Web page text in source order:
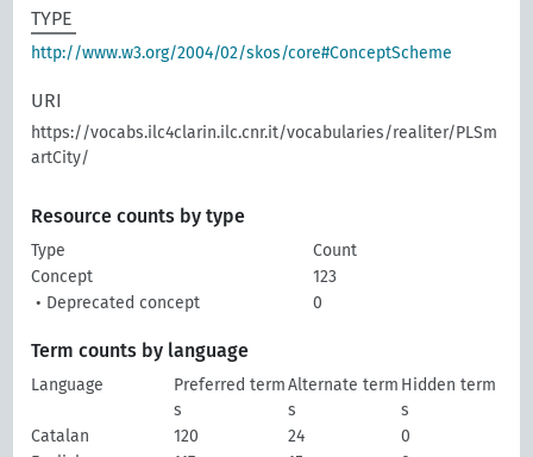
TYPE
http://www.w3.org/2004/02/skos/core#ConceptScheme
URI
https://vocabs.ilc4clarin.ilc.cnr.it/vocabularies/realiter/PLSm
artCity/
Resource counts by type
Type
Count
Concept
123
• Deprecated concept
0
Term counts by language
Language
Preferred term
s
Alternate term
s
Hidden term
s
Catalan
120 24
0